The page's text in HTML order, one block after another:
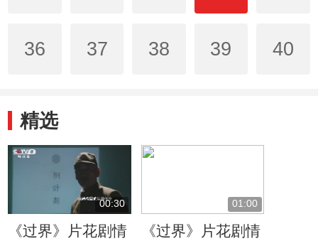
36 37 38 39 40
精选
00:30
《过界》片花剧情
01:00
《过界》片花剧情